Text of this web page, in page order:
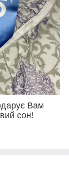
Вам
сон!